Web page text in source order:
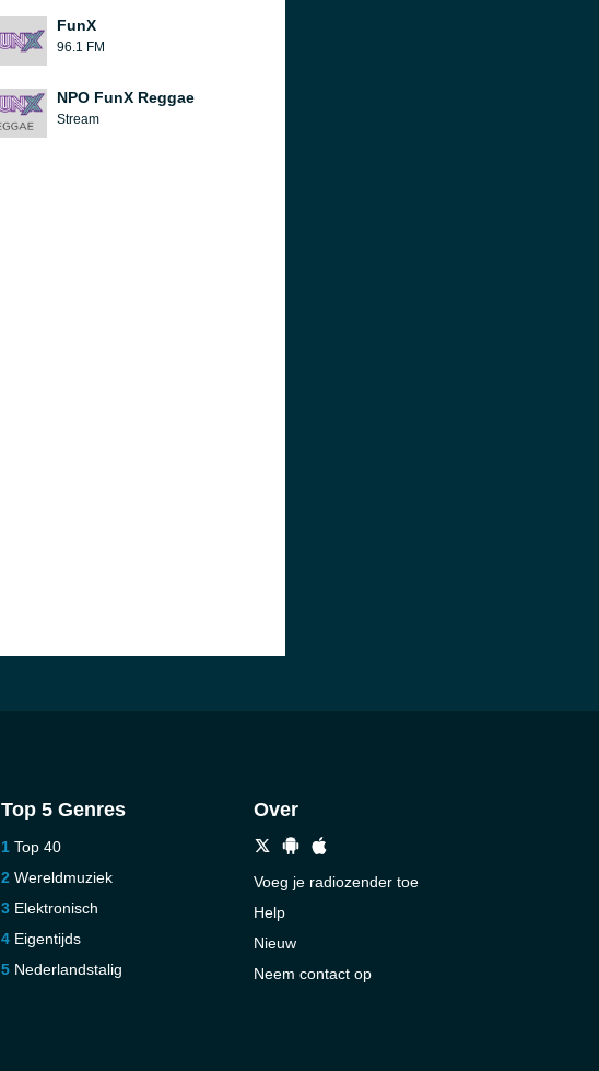
FunX
96.1 FM
NPO FunX Reggae
Stream
Top 5 Genres
Top 40
Wereldmuziek
Elektronisch
Eigentijds
Nederlandstalig
Over
Voeg je radiozender toe
Help
Nieuw
Neem contact op